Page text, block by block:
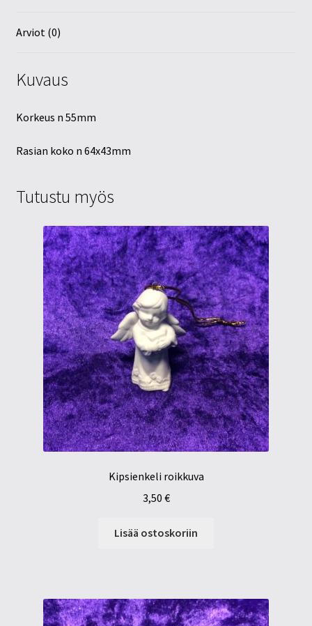
Arviot (0)
Kuvaus
Korkeus n 55mm
Rasian koko n 64x43mm
Tutustu myös
Kipsienkeli roikkuva
3,50 €
Lisää ostoskoriin